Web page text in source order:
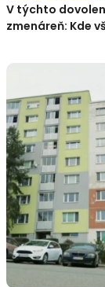
V týchto
zmenáreň: Kde